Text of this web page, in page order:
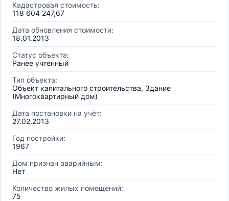
Кадастровая стоимость:
118 604 247,67
Дата обновления стоимости:
18.01.2013
Статус объекта:
Ранее учтенный
Тип объекта:
Объект капитального строительства, Здание
(Многоквартирный дом)
Дата постановки на учёт:
27.02.2013
Год постройки:
1967
Дом признан аварийным:
Нет
Количество жилых помещений:
75